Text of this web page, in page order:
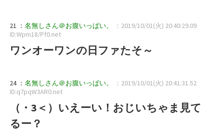
21 ： 名無しさん＠お腹いっぱい。
：2019/10/01(火) 20:40:29.09
ID:Wpm18/Pf0.net
ワンオーワンの日ファたそ～
24 ： 名無しさん＠お腹いっぱい。
：2019/10/01(火) 20:41:31.52
ID:q7pqW3AR0.net
（・3＜）いえーい！おじいちゃま見て
るー？